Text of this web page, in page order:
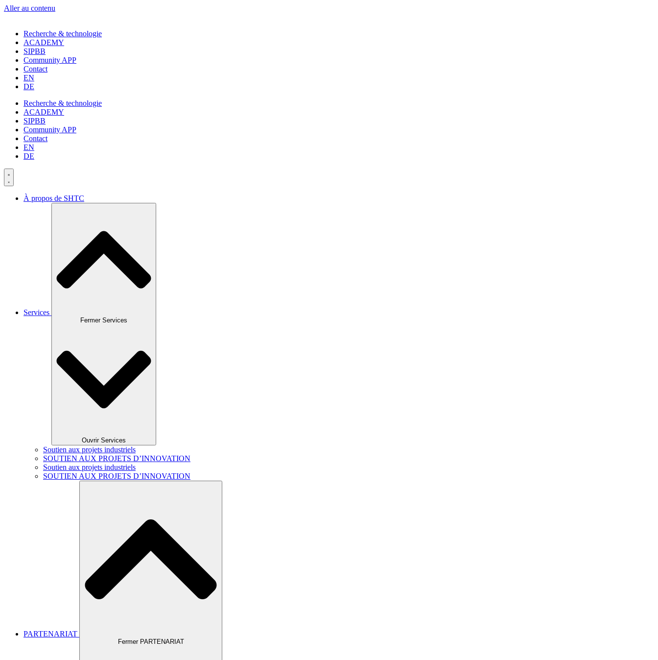
Aller au contenu
Recherche & technologie
ACADEMY
SIPBB
Community APP
Contact
EN
DE
Recherche & technologie
ACADEMY
SIPBB
Community APP
Contact
EN
DE
À propos de SHTC
Services
Fermer Services
Ouvrir Services
Soutien aux projets industriels
SOUTIEN AUX PROJETS D’INNOVATION
Soutien aux projets industriels
SOUTIEN AUX PROJETS D’INNOVATION
PARTENARIAT
Fermer PARTENARIAT